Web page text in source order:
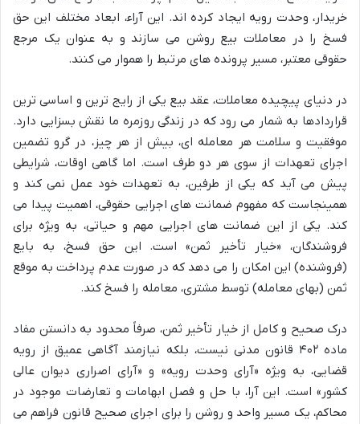
خریدار، وحدت رویه ایجاد کرده اند. این آراء، ابعاد مختلف این حق
فسخ را در معاملات بیع روشن می سازند و به عنوان یک مرجع
حقوقی معتبر، مسیر پرونده های مرتبط را هموار می کنند.
در دنیای پیچیده معاملات، عقد بیع یکی از رایج ترین و اساسی ترین
قراردادها به شمار می رود که در زندگی روزمره ما نقش بسزایی دارد.
موفقیت و سلامت هر معامله ای، بیش از هر چیز، در گرو تضمین
اجرای تعهدات از سوی هر دو طرف است. اما گاهی اوقات، شرایطی
پیش می آید که یکی از طرفین، به تعهدات خود عمل نمی کند و
همینجاست که مفهوم ضمانت های اجرایی حقوقی، اهمیت پیدا می
کند. یکی از این ضمانت های اجرایی مهم و حیاتی، به ویژه برای
فروشندگان، «خیار تأخیر ثمن» است. این حق فسخ، به بایع
(فروشنده) این امکان را می دهد که در صورت عدم پرداخت به موقع
ثمن (بهای معامله) توسط مشتری، معامله را فسخ کند.
درک صحیح و کامل از خیار تأخیر ثمن، صرفاً محدود به دانستن مفاد
ماده ۴۰۲ قانون مدنی نیست، بلکه نیازمند آگاهی عمیق از رویه
قضایی، به ویژه «آرای وحدت رویه» و «آرای اصراری دیوان عالی
کشور» است. این آرا، با حل و فصل ابهامات و تعارضات موجود در
محاکم، یک مسیر واحد و روشن را برای اجرای صحیح قانون فراهم می